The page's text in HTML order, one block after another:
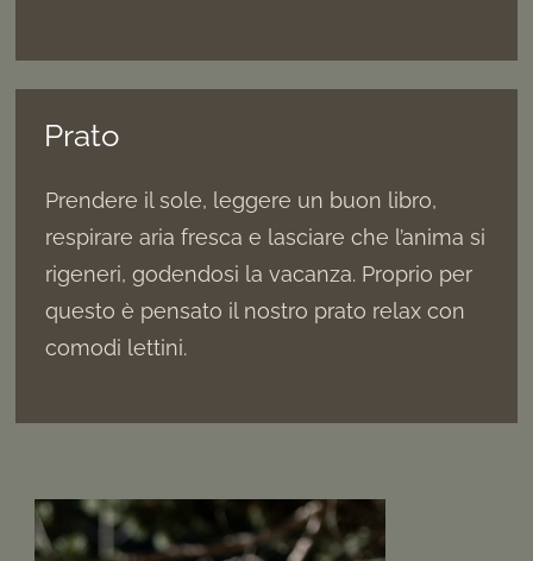
Prato
Prendere il sole, leggere un buon libro,
respirare aria fresca e lasciare che l’anima si
rigeneri, godendosi la vacanza. Proprio per
questo è pensato il nostro prato relax con
comodi lettini.